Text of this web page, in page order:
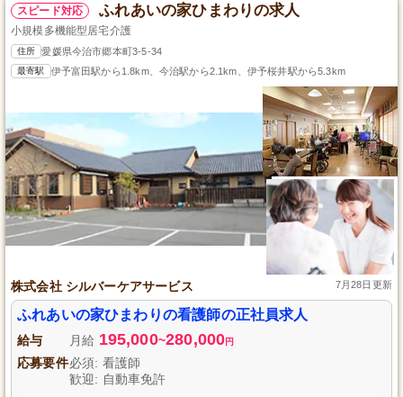
スピード対応 ふれあいの家ひまわりの求人
小規模多機能型居宅介護
住所 愛媛県今治市郷本町3-5-34
最寄駅 伊予富田駅から1.8km、今治駅から2.1km、伊予桜井駅から5.3km
株式会社 シルバーケアサービス 7月28日更新
ふれあいの家ひまわりの看護師の正社員求人
給与 月給 195,000~280,000円
応募要件必須: 看護師
歓迎: 自動車免許